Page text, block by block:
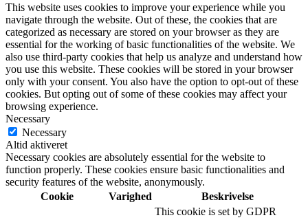
This website uses cookies to improve your experience while you
navigate through the website. Out of these, the cookies that are
categorized as necessary are stored on your browser as they are
essential for the working of basic functionalities of the website. We
also use third-party cookies that help us analyze and understand how
you use this website. These cookies will be stored in your browser
only with your consent. You also have the option to opt-out of these
cookies. But opting out of some of these cookies may affect your
browsing experience.
Necessary
Necessary
Altid aktiveret
Necessary cookies are absolutely essential for the website to
function properly. These cookies ensure basic functionalities and
security features of the website, anonymously.
Cookie
Varighed Beskrivelse
This cookie is set by GDPR